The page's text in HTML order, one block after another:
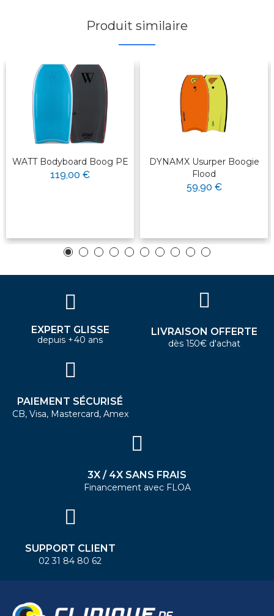
Produit similaire
WATT Bodyboard Boog PE
119,00 €
DYNAMX Usurper Boogie
Flood
59,90 €
EXPERT GLISSE
depuis +40 ans
LIVRAISON OFFERTE
dès 150€ d'achat
PAIEMENT SÉCURISÉ
CB, Visa, Mastercard, Amex
3X / 4X SANS FRAIS
Financement avec FLOA
SUPPORT CLIENT
02 31 84 80 62